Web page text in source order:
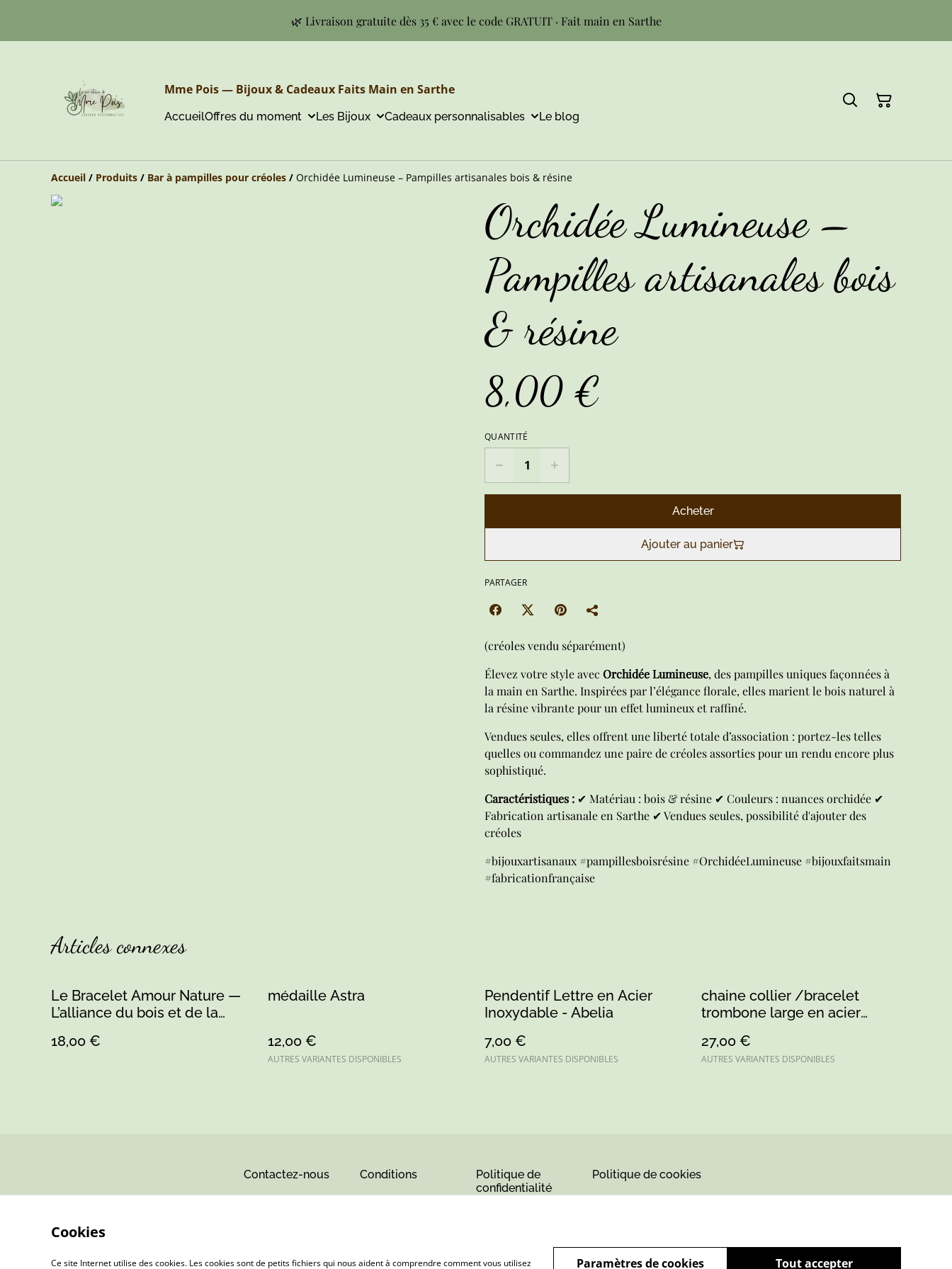
🌿 Livraison gratuite dès 35 € avec le code GRATUIT · Fait main en Sarthe
Mme Pois — Bijoux & Cadeaux Faits Main en Sarthe
AccueilOffres du moment Les Bijoux Cadeaux personnalisables Le blog
Accueil / Produits / Bar à pampilles pour créoles / Orchidée Lumineuse – Pampilles artisanales bois & résine
Orchidée Lumineuse –
Pampilles artisanales bois
& résine
8,00 €
QUANTITÉ
Acheter
Ajouter au panier
PARTAGER
(créoles vendu séparément)
Élevez votre style avec Orchidée Lumineuse, des pampilles uniques façonnées à
la main en Sarthe. Inspirées par l’élégance florale, elles marient le bois naturel à
la résine vibrante pour un effet lumineux et raffiné.
Vendues seules, elles offrent une liberté totale d’association : portez-les telles
quelles ou commandez une paire de créoles assorties pour un rendu encore plus
sophistiqué.
Caractéristiques : ✔ Matériau : bois & résine ✔ Couleurs : nuances orchidée ✔
Fabrication artisanale en Sarthe ✔ Vendues seules, possibilité d'ajouter des
créoles
#bijouxartisanaux #pampillesboisrésine #OrchidéeLumineuse #bijouxfaitsmain
#fabricationfrançaise
Articles connexes
Le Bracelet Amour Nature —
L’alliance du bois et de la
18,00 €
médaille Astra
12,00 €
AUTRES VARIANTES DISPONIBLES
Pendentif Lettre en Acier
Inoxydable - Abelia
7,00 €
AUTRES VARIANTES DISPONIBLES
chaine collier /bracelet
trombone large en acier
27,00 €
AUTRES VARIANTES DISPONIBLES
Contactez-nous Conditions
Politique de
confidentialité
Politique de cookies
Cookies
Ce site Internet utilise des cookies. Les cookies sont de petits fichiers qui nous aident à comprendre comment vous utilisez
Tout accepter
Paramètres de cookies